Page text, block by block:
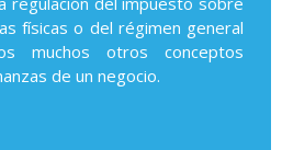
físicas o del régimen general
muchos otros conceptos
de un negocio.